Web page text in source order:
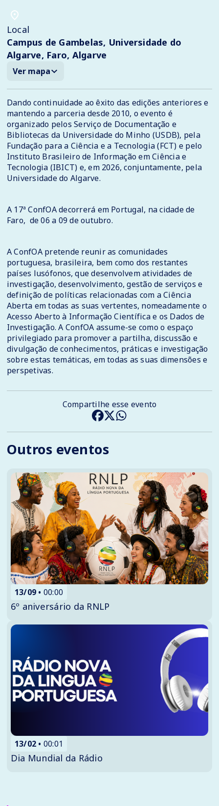
Local
Campus de Gambelas, Universidade do
Algarve, Faro, Algarve
Ver mapa
Dando continuidade ao êxito das edições anteriores e
mantendo a parceria desde 2010, o evento é
organizado pelos Serviço de Documentação e
Bibliotecas da Universidade do Minho (USDB), pela
Fundação para a Ciência e a Tecnologia (FCT) e pelo
Instituto Brasileiro de Informação em Ciência e
Tecnologia (IBICT) e, em 2026, conjuntamente, pela
Universidade do Algarve.
A 17ª ConfOA decorrerá em Portugal, na cidade de
Faro, de 06 a 09 de outubro.
A ConfOA pretende reunir as comunidades
portuguesa, brasileira, bem como dos restantes
países lusófonos, que desenvolvem atividades de
investigação, desenvolvimento, gestão de serviços e
definição de políticas relacionadas com a Ciência
Aberta em todas as suas vertentes, nomeadamente o
Acesso Aberto à Informação Científica e os Dados de
Investigação. A ConfOA assume-se como o espaço
privilegiado para promover a partilha, discussão e
divulgação de conhecimentos, práticas e investigação
sobre estas temáticas, em todas as suas dimensões e
perspetivas.
Outros eventos
13/09 00:00
6º aniversário da RNLP
13/02 00:01
Dia Mundial da Rádio
Compartilhe esse evento